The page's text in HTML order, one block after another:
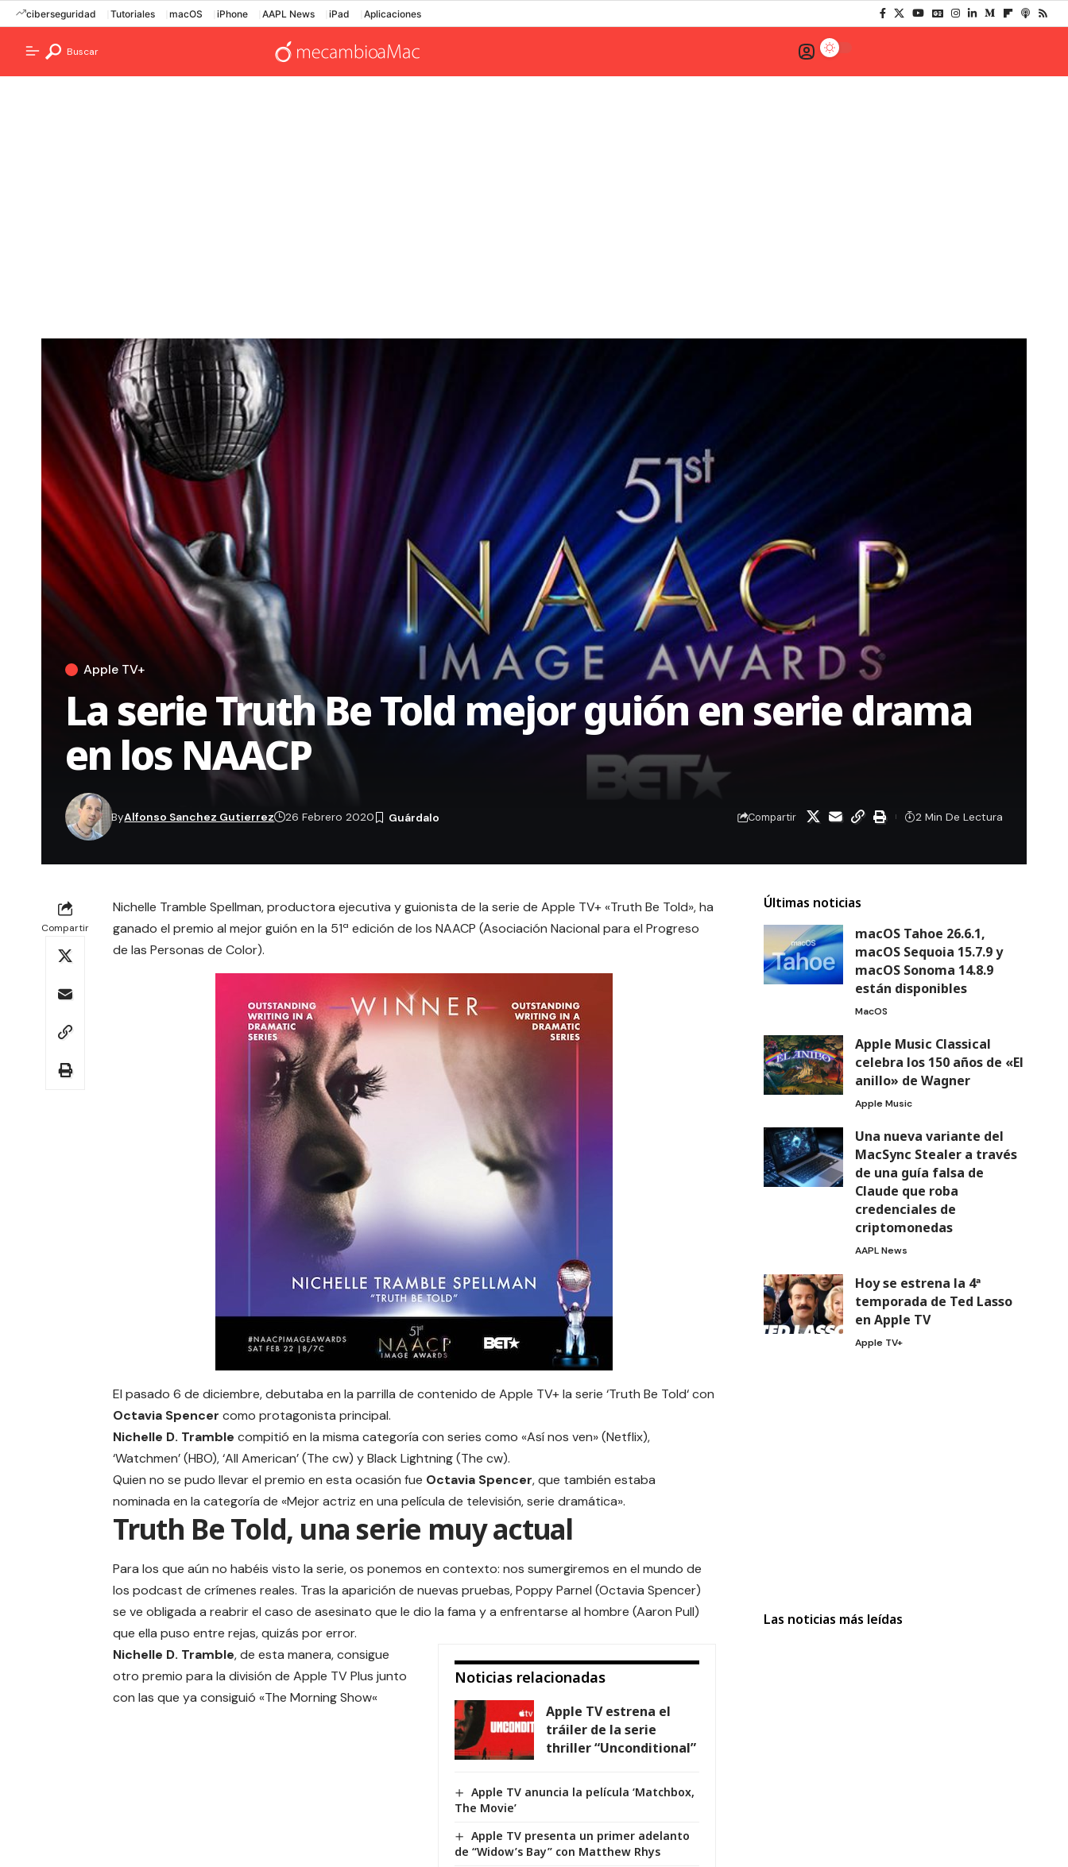
ciberseguridad Tutoriales macOS iPhone AAPL News iPad Aplicaciones
Buscar
Apple TV+
La serie Truth Be Told mejor guión en serie drama
en los NAACP
ByAlfonso Sanchez Gutierrez 26 Febrero 2020 Compartir 2 Min De Lectura
Compartir
Nichelle Tramble Spellman, productora ejecutiva y guionista de la serie de Apple TV+ «Truth Be Told», ha
ganado el premio al mejor guión en la 51ª edición de los NAACP (Asociación Nacional para el Progreso
de las Personas de Color).
El pasado 6 de diciembre, debutaba en la parrilla de contenido de Apple TV+ la serie ‘Truth Be Told‘ con
Octavia Spencer como protagonista principal.
Nichelle D. Tramble compitió en la misma categoría con series como «Así nos ven» (Netflix),
‘Watchmen’ (HBO), ‘All American’ (The cw) y Black Lightning (The cw).
Quien no se pudo llevar el premio en esta ocasión fue Octavia Spencer, que también estaba
nominada en la categoría de «Mejor actriz en una película de televisión, serie dramática».
Truth Be Told, una serie muy actual
Para los que aún no habéis visto la serie, os ponemos en contexto: nos sumergiremos en el mundo de
los podcast de crímenes reales. Tras la aparición de nuevas pruebas, Poppy Parnel (Octavia Spencer)
se ve obligada a reabrir el caso de asesinato que le dio la fama y a enfrentarse al hombre (Aaron Pull)
que ella puso entre rejas, quizás por error.
Noticias relacionadas
Apple TV estrena el
tráiler de la serie
thriller “Unconditional”
Apple TV anuncia la película ‘Matchbox,
The Movie’
Apple TV presenta un primer adelanto
de “Widow’s Bay” con Matthew Rhys
Nichelle D. Tramble, de esta manera, consigue
otro premio para la división de Apple TV Plus junto
con las que ya consiguió «The Morning Show«
Últimas noticias
macOS Tahoe 26.6.1,
macOS Sequoia 15.7.9 y
macOS Sonoma 14.8.9
están disponibles
MacOS
Apple Music Classical
celebra los 150 años de «El
anillo» de Wagner
Apple Music
Una nueva variante del
MacSync Stealer a través
de una guía falsa de
Claude que roba
credenciales de
criptomonedas
AAPL News
Hoy se estrena la 4ª
temporada de Ted Lasso
en Apple TV
Apple TV+
Las noticias más leídas